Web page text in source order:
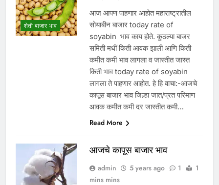
शेती बाजार भाव
आज आपण पाहणार आहोत महाराष्ट्रातील
सोयाबीन बाजार today rate of
soyabin भाव काय होते. कुठल्या बाजर
समिती मधीं किती आवक झाली आणि किती
कमीत कमी भाव लागला व जास्तीत जास्त
किती भाव today rate of soyabin
लागला ते पाहणार आहोत. हे हि वाचा:-आजचे
कापूस बाजार भाव जिल्हा जात/प्रत परिमाण
आवक कमीत कमी दर जास्तीत कमी…
Read More
आजचे कापूस बाजार भाव
admin 5 years ago 1
1
mins mins